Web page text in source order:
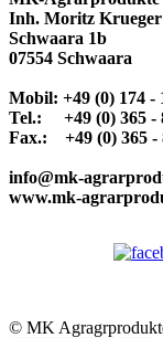
Inh. Moritz Krueger
Schwaara 1b
07554 Schwaara
Mobil: +49 (0) 174 -
Tel.: +49 (0) 365 -
Fax.: +49 (0) 365 -
info@mk-
www.mk-
© MK